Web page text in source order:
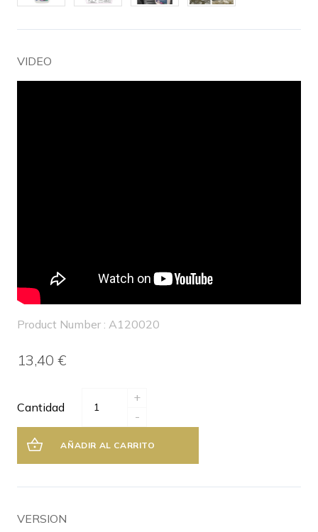
VIDEO
Product Number : A120020
13,40 €
Cantidad
+
-
AÑADIR AL CARRITO
VERSION